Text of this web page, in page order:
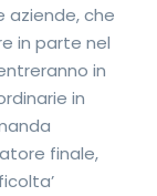
aziende, che
in parte nel
in
in
finale,